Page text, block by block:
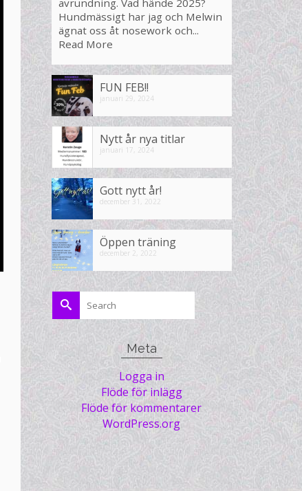
Hundmässigt har jag och Melwin
ägnat oss åt nosework och...
Read More
FUN FEB!!
januari 29, 2024
Nytt år nya titlar
januari 17, 2024
Gott nytt år!
december 31, 2022
Öppen träning
december 2, 2022
Search
for:
Meta
Logga in
Flöde för inlägg
Flöde för kommentarer
WordPress.org